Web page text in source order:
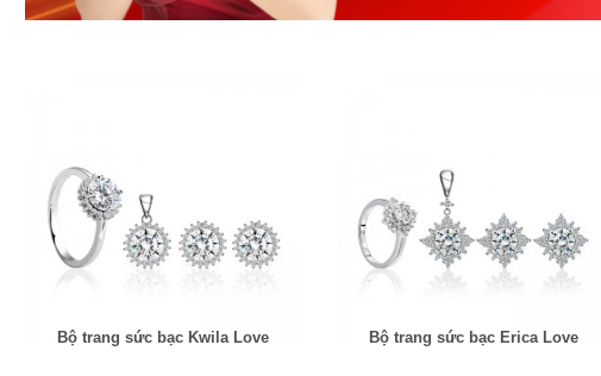
Bộ trang sức bạc Kwila Love Bộ trang sức bạc Erica Love